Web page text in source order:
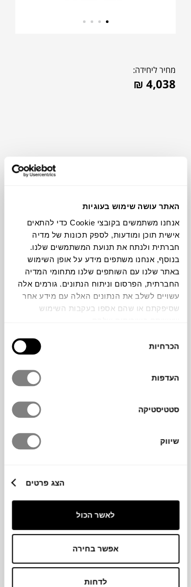
האתר עושה שימוש בעוגיות
אנחנו משתמשים בקובצי Cookie כדי להתאים
אישית תוכן ומודעות, לספק תכונות של מדיה
חברתית ולנתח את תנועת המשתמשים שלנו.
בנוסף, אנחנו משתפים מידע על אופן השימוש
באתר שלנו עם השותפים שלנו מתחומי המדיה
החברתית, הפרסום וניתוח הנתונים. גורמים אלה
עשויים לשלב את הנתונים האלה עם מידע אחר
שסיפקתם או שהם אספו בעקבות השימוש
הסכמה
הכרחיות
העדפות
סטטיסטיקה
שיווק
הצג פרטים
לאשר הכול
אפשר בחירה
לדחות
מחיר ליחידה:
₪ 4,038
להדמיית AI Design
צבעים
בעיצובם של Kristian
Sofus Hansen ו־Tommy Hyldahl, שואבת
של תצורות האבנים בטבע. השולחנות מיוצרים
בעבודת יד בטכניקת ניפוח זכוכית לתוך תבנית,
הצורניות האורגנית, המזכירה קובייה רכה עם
עיוותים טבעיים, מעניקה להם נוכחות פיסולית,
בעוד הבדלים קלים ובועות אוויר עדינות הופכים
כל שולחן ליצירה ייחודית.
55X55X40.5H ס"מ